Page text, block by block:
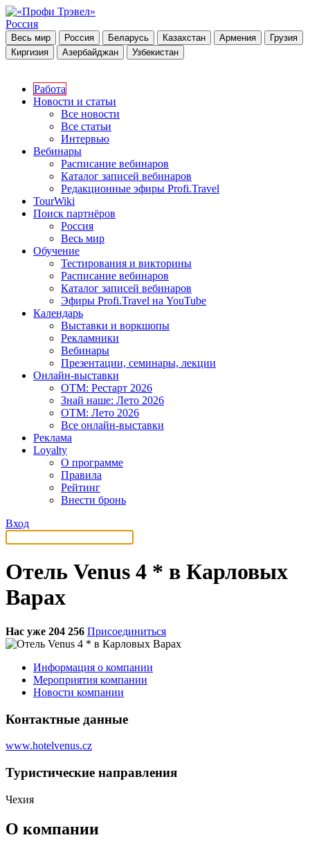
Россия
Весь мир Россия Беларусь Казахстан Армения
Грузия
Киргизия
Азербайджан Узбекистан
Работа
Новости и статьи
Все новости
Все статьи
Интервью
Вебинары
Расписание вебинаров
Каталог записей вебинаров
Редакционные эфиры Profi.Travel
TourWiki
Поиск партнёров
Россия
Весь мир
Обучение
Тестирования и викторины
Расписание вебинаров
Каталог записей вебинаров
Эфиры Profi.Travel на YouTube
Календарь
Выставки и воркшопы
Рекламники
Вебинары
Презентации, семинары, лекции
Онлайн-выставки
OTM: Рестарт 2026
Знай наше: Лето 2026
OTM: Лето 2026
Все онлайн-выставки
Реклама
Loyalty
О программе
Правила
Рейтинг
Внести бронь
Вход
Отель Venus 4 * в Карловых
Варах
Нас уже 204 256 Присоединиться
Информация о компании
Мероприятия компании
Новости компании
Контактные данные
www.hotelvenus.cz
Туристическиe направления
Чехия
О компании